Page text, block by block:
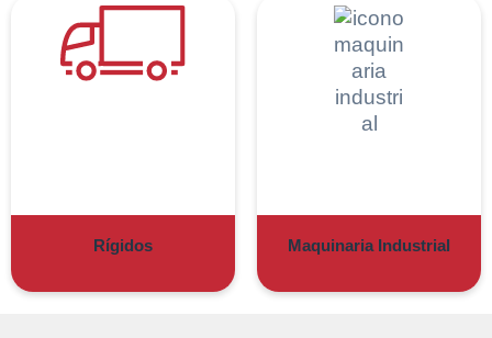
Rígidos Maquinaria Industrial